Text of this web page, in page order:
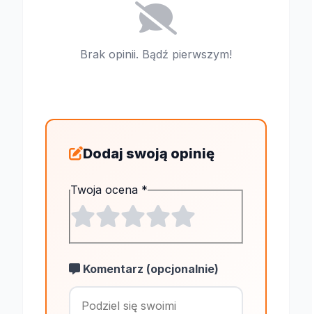
Brak opinii. Bądź pierwszym!
Dodaj swoją opinię
Twoja ocena *
Komentarz (opcjonalnie)
Maksymalnie